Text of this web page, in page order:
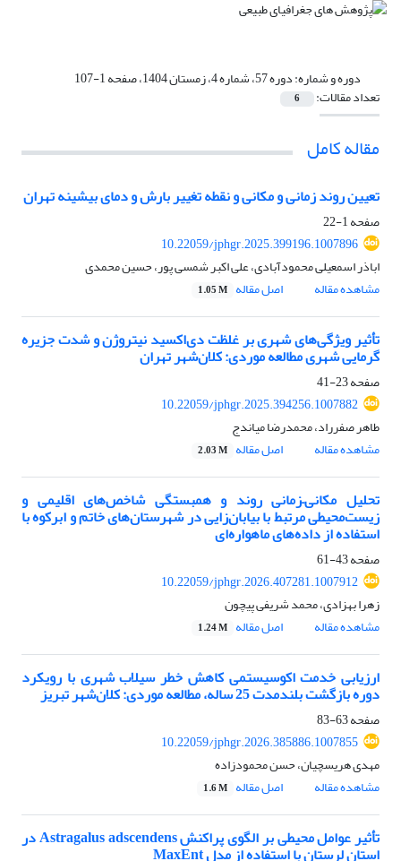
دوره و شماره:دوره 57، شماره 4، زمستان 1404، صفحه 1-107
تعداد مقالات: 6
مقاله کامل
تعیین روند زمانی و مکانی و نقطه تغییر بارش و دمای بیشینه تهران
صفحه1-22
10.22059/jphgr.2025.399196.1007896
اباذر اسمعیلی محمودآبادی، علی اکبر شمسی پور، حسین محمدی
مشاهده مقاله
اصل مقاله 1.05 M
تأثیر ویژگی‌های شهری بر غلظت دی‌اکسید نیتروژن و شدت جزیره
گرمایی شهری مطالعه موردی: کلان‌شهر تهران
صفحه23-41
10.22059/jphgr.2025.394256.1007882
طاهر صفرراد، محمدرضا میاندج
مشاهده مقاله
اصل مقاله 2.03 M
تحلیل مکانی–زمانی روند و همبستگی شاخص‌های اقلیمی و
زیست‌محیطی مرتبط با بیابان‌زایی در شهرستان‌های خاتم و ابرکوه با
استفاده از داده‌های ماهواره‌ای
صفحه43-61
10.22059/jphgr.2026.407281.1007912
زهرا بهزادی، محمد شریفی پیچون
مشاهده مقاله
اصل مقاله 1.24 M
ارزیابی خدمت اکوسیستمی کاهش خطر سیلاب شهری با رویکرد
دوره بازگشت بلندمدت 25 ساله، مطالعه موردی: کلان‌شهر تبریز
صفحه63-83
10.22059/jphgr.2026.385886.1007855
مهدی هریسچیان، حسن محمودزاده
مشاهده مقاله
اصل مقاله 1.6 M
تأثیر عوامل محیطی بر الگوی پراکنش Astragalus adscendens در
استان لرستان با استفاده از مدل MaxEnt